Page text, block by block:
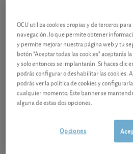
Contenido
Gestiona tu dinero
experta
y consigue que
para ti
OCU utiliza cookies propias y de terceros
navegación, lo que permite obtener
y permite mejorar nuestra página web y tu
botón "Aceptar todas las cookies" aceptarás
y solo entonces se implantarán. Si haces clic
podrás configurar o deshabilitar las cookies.
podrás ver la política de cookies y
cualquier momento. Este banner se
alguna de estas dos opciones.
Opciones